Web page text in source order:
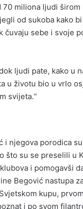
miliona ljudi
od sukoba kako
čuvaju sebe i svoje
ljudi pate, kako u
u životu bio u vrlo
svijeta.“
i njegova porodica
što su se preselili u
i pomogavši
Begović nastupa
kupu,
i po svom